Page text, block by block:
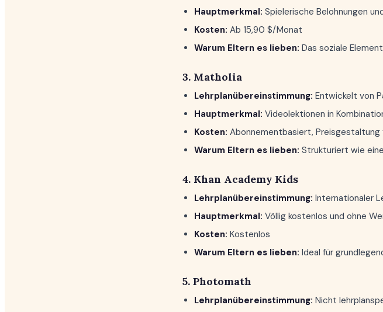
Hauptmerkmal: Spielerische Belohnungen
Kosten: Ab 15,90 $/Monat
Warum Eltern es lieben: Das soziale
3. Matholia
Lehrplanübereinstimmung: Entwickelt von
Hauptmerkmal: Videolektionen in
Kosten: Abonnementbasiert,
Warum Eltern es lieben: Strukturiert wie
4. Khan Academy Kids
Lehrplanübereinstimmung: Internationaler
Hauptmerkmal: Völlig kostenlos und ohne
Kosten: Kostenlos
Warum Eltern es lieben: Ideal für
5. Photomath
Lehrplanübereinstimmung: Nicht